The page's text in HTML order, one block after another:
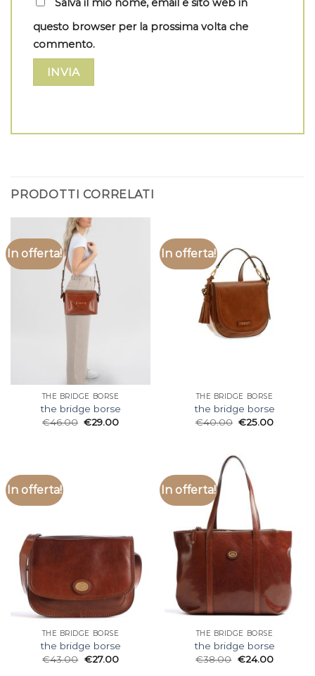
Salva il mio nome, email e sito web in
questo browser per la prossima volta che
commento.
PRODOTTI CORRELATI
In offerta!
THE BRIDGE BORSE
the bridge borse
€46.00 €29.00
In offerta!
THE BRIDGE BORSE
the bridge borse
€40.00 €25.00
In offerta!
THE BRIDGE BORSE
the bridge borse
€43.00 €27.00
In offerta!
THE BRIDGE BORSE
the bridge borse
€38.00 €24.00